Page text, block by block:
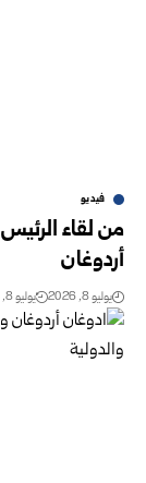
فيديو
من لقاء
أردوغان
يوليو 8, 2026 يوليو 8, 2026